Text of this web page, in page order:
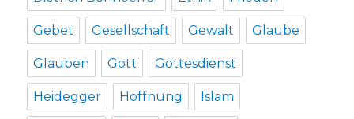
Gebet Gesellschaft Gewalt Glaube
Glauben Gott Gottesdienst
Heidegger Hoffnung Islam